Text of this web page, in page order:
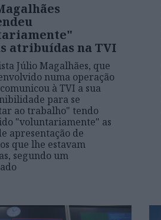
atribuídas na TVI
Júlio Magalhães, que
numa operação
à TVI a sua
para se
ao trabalho" tendo
"voluntariamente" as
apresentação de
que lhe estavam
segundo um